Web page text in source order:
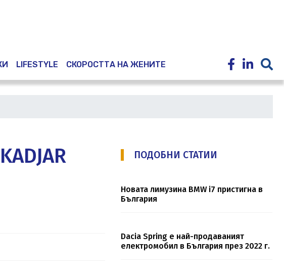
LIFESTYLE СКОРОСТТА НА ЖЕНИТЕ
ПОДОБНИ СТАТИИ
Новата лимузина BMW i7 пристигна в
България
Dacia Spring e най-продаваният
електромобил в България през 2022 г.